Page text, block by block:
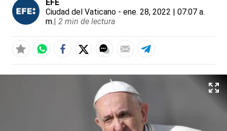
EFE
Ciudad del Vaticano - ene. 28, 2022 | 07:07 a.
m.| 2 min de lectura